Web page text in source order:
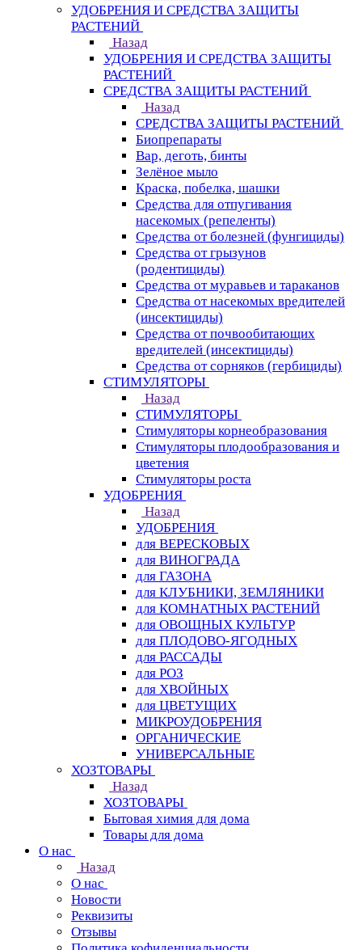
УДОБРЕНИЯ И СРЕДСТВА ЗАЩИТЫ
РАСТЕНИЙ
Назад
УДОБРЕНИЯ И СРЕДСТВА ЗАЩИТЫ
РАСТЕНИЙ
СРЕДСТВА ЗАЩИТЫ РАСТЕНИЙ
Назад
СРЕДСТВА ЗАЩИТЫ РАСТЕНИЙ
Биопрепараты
Вар, деготь, бинты
Зелёное мыло
Краска, побелка, шашки
Средства для отпугивания
насекомых (репеленты)
Средства от болезней (фунгициды)
Средства от грызунов
(родентициды)
Средства от муравьев и тараканов
Средства от насекомых вредителей
(инсектициды)
Средства от почвообитающих
вредителей (инсектициды)
Средства от сорняков (гербициды)
СТИМУЛЯТОРЫ
Назад
СТИМУЛЯТОРЫ
Стимуляторы корнеобразования
Стимуляторы плодообразования и
цветения
Стимуляторы роста
УДОБРЕНИЯ
Назад
УДОБРЕНИЯ
для ВЕРЕСКОВЫХ
для ВИНОГРАДА
для ГАЗОНА
для КЛУБНИКИ, ЗЕМЛЯНИКИ
для КОМНАТНЫХ РАСТЕНИЙ
для ОВОЩНЫХ КУЛЬТУР
для ПЛОДОВО-ЯГОДНЫХ
для РАССАДЫ
для РОЗ
для ХВОЙНЫХ
для ЦВЕТУЩИХ
МИКРОУДОБРЕНИЯ
ОРГАНИЧЕСКИЕ
УНИВЕРСАЛЬНЫЕ
ХОЗТОВАРЫ
Назад
ХОЗТОВАРЫ
Бытовая химия для дома
Товары для дома
О нас
Назад
О нас
Новости
Реквизиты
Отзывы